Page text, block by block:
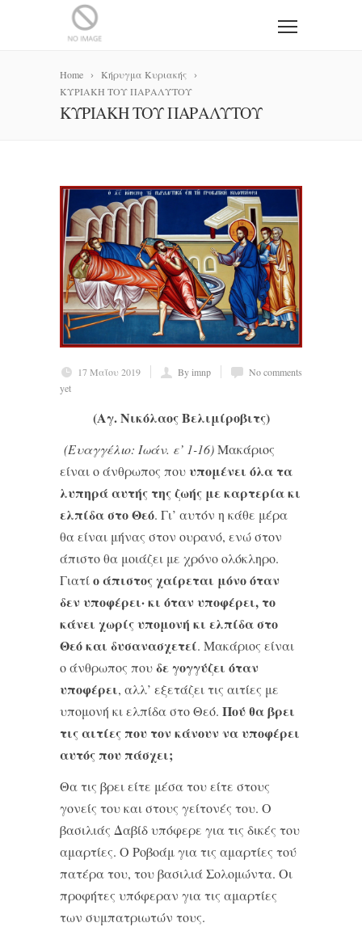
Home
Κήρυγμα Κυριακής
ΚΥΡΙΑΚΗ ΤΟΥ ΠΑΡΑΛΥΤΟΥ
ΚΥΡΙΑΚΗ ΤΟΥ ΠΑΡΑΛΥΤΟΥ
17 Μαΐου 2019 By imnp
No comments
yet
(Αγ. Νικόλαος Βελιμίροβιτς)
(Ευαγγέλιο: Ιωάν. ε’ 1-16)Μακάριος
είναι ο άνθρωπος πουυπομένει όλα τα
λυπηρά αυτής της ζωής με καρτερία κι
ελπίδα στο Θεό. Γι’ αυτόν η κάθε μέρα
θα είναι μήνας στον ουρανό, ενώ στον
άπιστο θα μοιάζει με χρόνο ολόκληρο.
Γιατίο άπιστος χαίρεται μόνο όταν
δεν υποφέρει· κι όταν υποφέρει, το
κάνει χωρίς υπομονή κι ελπίδα στο
Θεό και δυσανασχετεί. Μακάριος είναι
ο άνθρωπος πουδε γογγύζει όταν
υποφέρει, αλλ’ εξετάζει τις αιτίες με
υπομονή κι ελπίδα στο Θεό. Πού θα βρει
τις αιτίες που τον κάνουν να υποφέρει
αυτός που πάσχει;
Θα τις βρει είτε μέσα του είτε στους
γονείς του και στους γείτονές του. Ο
βασιλιάς Δαβίδ υπόφερε για τις δικές του
αμαρτίες. Ο Ροβοάμ για τις αμαρτίες τού
πατέρα του, του βασιλιά Σολομώντα. Οι
προφήτες υπόφεραν για τις αμαρτίες
των συμπατριωτών τους.